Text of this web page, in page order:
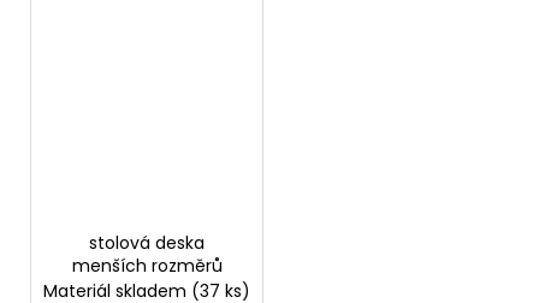
stolová deska
menších rozměrů
Materiál skladem (37 ks)